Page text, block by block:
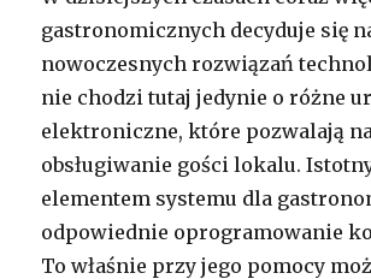
gastronomicznych decyduje się
nowoczesnych rozwiązań
nie chodzi tutaj jedynie o różne
elektroniczne, które pozwalają
obsługiwanie gości lokalu.
elementem systemu dla
odpowiednie oprogramowanie
To właśnie przy jego pomocy